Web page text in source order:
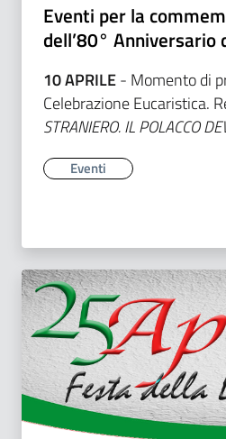
Eventi per la
dell’80° Anniversario
10 APRILE- Momento di
Celebrazione Eucaristica.
STRANIERO. IL POLACCO
Eventi